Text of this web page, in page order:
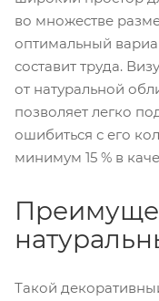
во множестве
оптимальный
составит труда.
от натуральной
позволяет легко
ошибиться с его
минимум 15 % в
Такой